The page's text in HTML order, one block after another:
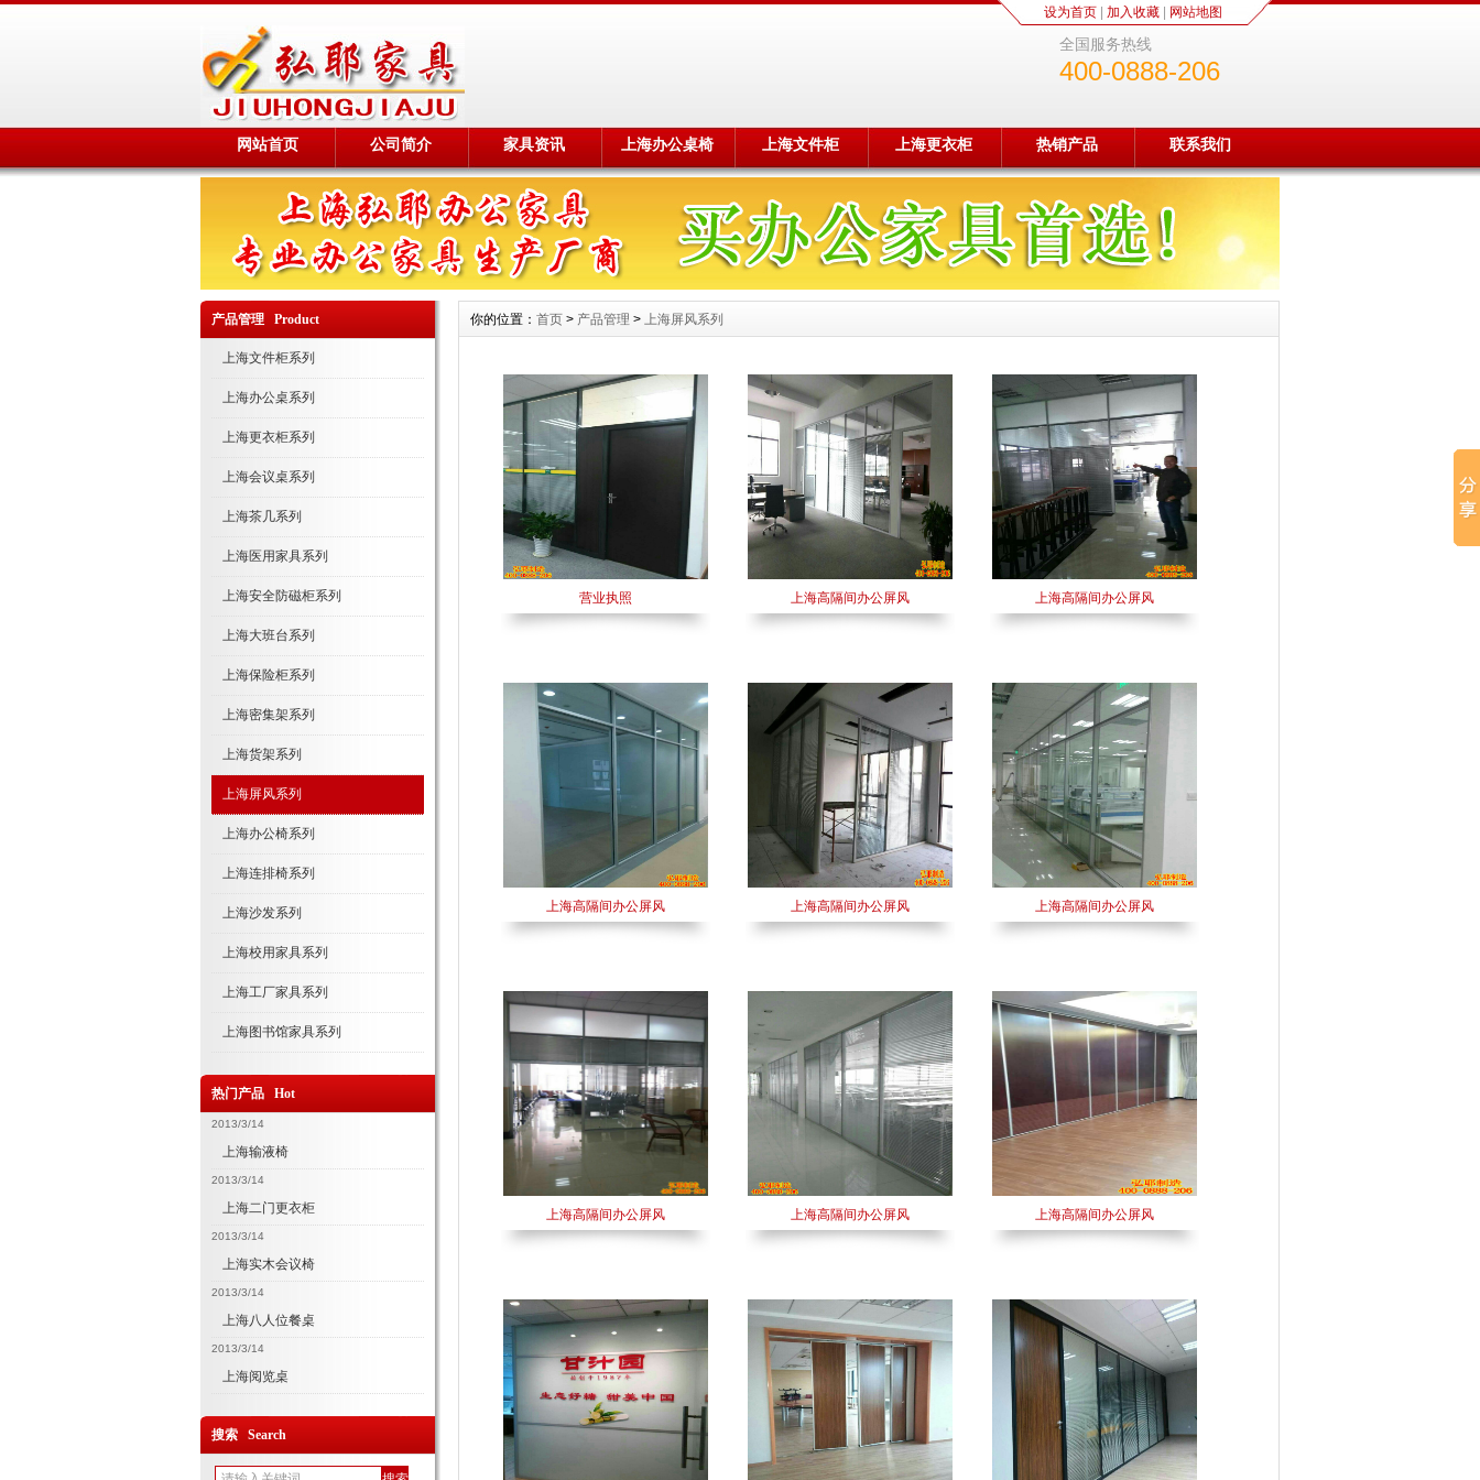
设为首页| 加入收藏| 网站地图
全国服务热线
400-0888-206
网站首页 公司简介 家具资讯 上海办公桌椅 上海文件柜 上海更衣柜 热销产品 联系我们
产品管理 Product
上海文件柜系列
上海办公桌系列
上海更衣柜系列
上海会议桌系列
上海茶几系列
上海医用家具系列
上海安全防磁柜系列
上海大班台系列
上海保险柜系列
上海密集架系列
上海货架系列
上海屏风系列
上海办公椅系列
上海连排椅系列
上海沙发系列
上海校用家具系列
上海工厂家具系列
上海图书馆家具系列
热门产品 Hot
2013/3/14
上海输液椅
2013/3/14
上海二门更衣柜
2013/3/14
上海实木会议椅
2013/3/14
上海八人位餐桌
2013/3/14
上海阅览桌
搜索 Search
你的位置： 首页 > 产品管理 > 上海屏风系列
营业执照 上海高隔间办公屏风 上海高隔间办公屏风
上海高隔间办公屏风 上海高隔间办公屏风 上海高隔间办公屏风
上海高隔间办公屏风 上海高隔间办公屏风 上海高隔间办公屏风